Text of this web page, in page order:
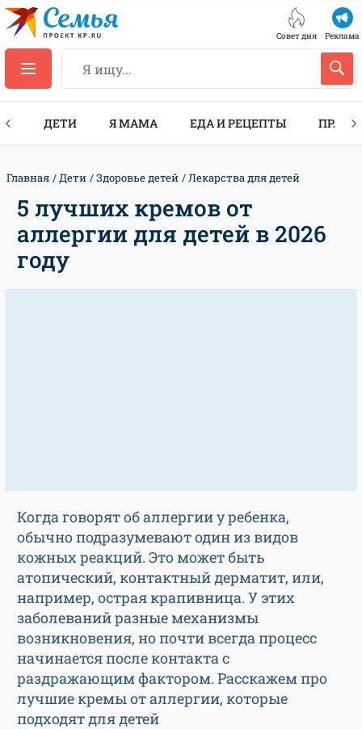
Совет дня Реклама
ДЕТИ Я МАМА ЕДА И РЕЦЕПТЫ
Главная Дети Здоровье детей Лекарства для детей
5 лучших кремов от
аллергии для детей в 2026
году
Когда говорят об аллергии у ребенка,
обычно подразумевают один из видов
кожных реакций. Это может быть
атопический, контактный дерматит, или,
например, острая крапивница. У этих
заболеваний разные механизмы
возникновения, но почти всегда процесс
начинается после контакта с
раздражающим фактором. Расскажем про
лучшие кремы от аллергии, которые
подходят для детей